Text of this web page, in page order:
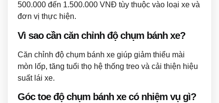
500.000 đến 1.500.000 VNĐ tùy thuộc vào loại xe và
đơn vị thực hiện.
Vì sao cần căn chỉnh độ chụm bánh xe?
Căn chỉnh độ chụm bánh xe giúp giảm thiểu mài
mòn lốp, tăng tuổi thọ hệ thống treo và cải thiện hiệu
suất lái xe.
Góc toe độ chụm bánh xe có nhiệm vụ gì?